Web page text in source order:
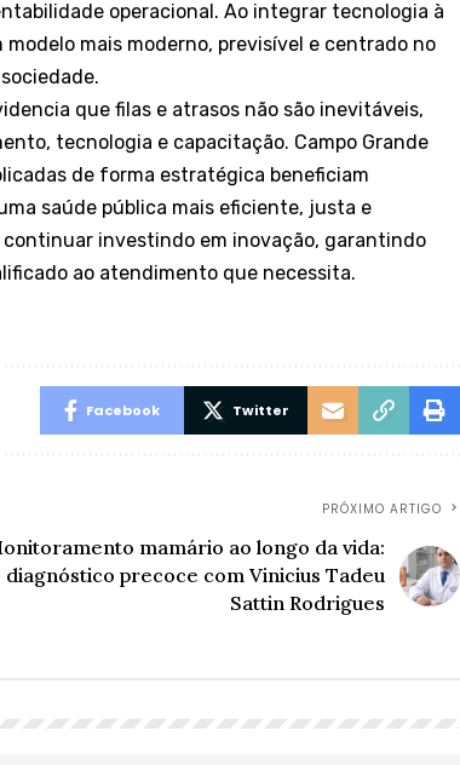
operacional. Ao integrar tecnologia à
mais moderno, previsível e centrado no
que filas e atrasos não são inevitáveis,
tecnologia e capacitação. Campo Grande
de forma estratégica beneficiam
saúde pública mais eficiente, justa e
investindo em inovação, garantindo
ao atendimento que necessita.
Facebook Twitter
PRÓXIMO ARTIGO
mamário ao longo da vida:
diagnóstico precoce com Vinicius Tadeu
Sattin Rodrigues